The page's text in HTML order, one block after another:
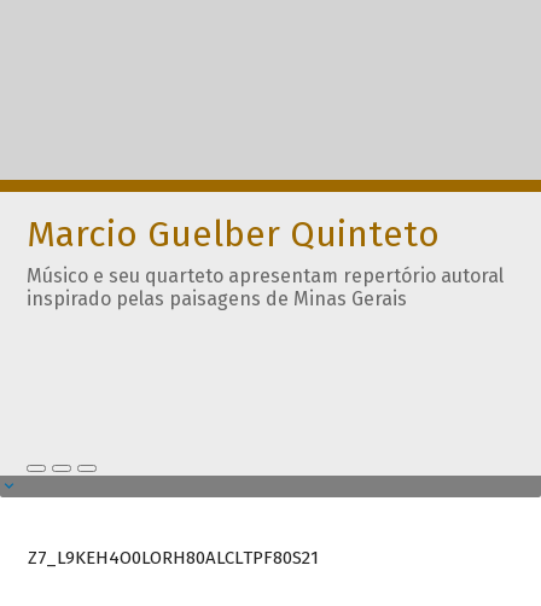
Marcio Guelber Quinteto
Músico e seu quarteto apresentam repertório autoral
inspirado pelas paisagens de Minas Gerais
Z7_L9KEH4O0LORH80ALCLTPF80S21